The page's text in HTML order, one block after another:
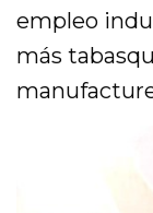
empleo
más